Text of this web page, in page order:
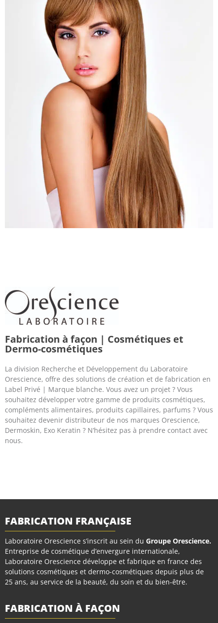
Fabrication à façon | Cosmétiques et
Dermo-cosmétiques
La division Recherche et Développement du Laboratoire
Orescience, offre des solutions de création et de fabrication en
Label Privé | Marque blanche. Vous avez un projet ? Vous
souhaitez développer votre gamme de produits cosmétiques,
compléments alimentaires, produits capillaires, parfums ? Vous
souhaitez devenir distributeur de nos marques Orescience,
Dermoskin, Exo Keratin ? N’hésitez pas à prendre contact avec
nous.
FABRICATION FRANÇAISE
Laboratoire Orescience s’inscrit au sein du Groupe Orescience.
Entreprise de cosmétique d’envergure internationale,
Laboratoire Orescience développe et fabrique en france des
solutions cosmétiques et dermo-cosmétiques depuis plus de
25 ans, au service de la beauté, du soin et du bien-être.
FABRICATION À FAÇON